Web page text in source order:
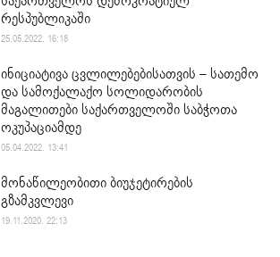
რესპუბლიკაში
25.05.2022. 16:18
ინიციატივა ცვლილებებისათვის – სათემო
და სამოქალაქო სოლიდარობის
მაგალითები საქართველოში საბჭოთა
ოკუპაციამდე
05.04.2022. 13:41
მონაწილეობითი ბიუჯეტირების
გზამკვლევი
19.11.2020. 22:13